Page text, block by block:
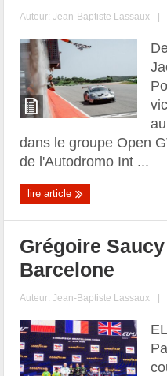
Auteur:Jean-Baptiste Lassaux |
dans le groupe Open
de l'Autodromo Int ...
lire article
Grégoire
Barcelone
Auteur:Jean-Baptiste Lassaux |